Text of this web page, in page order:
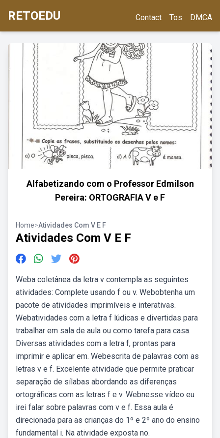
RETOEDU Contact Tos DMCA
Alfabetizando com o Professor Edmilson
Pereira: ORTOGRAFIA V e F
Home>Atividades Com V E F
Atividades Com V E F
Weba coletânea da letra v contempla as seguintes
atividades: Complete usando f ou v. Webobtenha um
pacote de atividades imprimíveis e interativas.
Webatividades com a letra f lúdicas e divertidas para
trabalhar em sala de aula ou como tarefa para casa.
Diversas atividades com a letra f, prontas para
imprimir e aplicar em. Webescrita de palavras com as
letras v e f. Excelente atividade que permite praticar
separação de sílabas abordando as diferenças
ortográficas com as letras f e v. Webnesse vídeo eu
irei falar sobre palavras com v e f. Essa aula é
direcionada para as crianças do 1º e 2º ano do ensino
fundamental i. Na atividade exposta no.